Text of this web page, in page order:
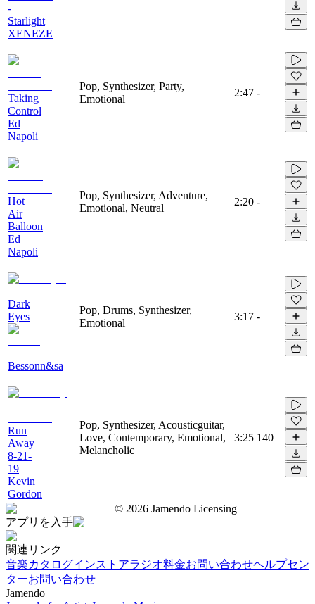
-
Starlight
XENEZE
Taking
Control
Ed
Napoli
Pop, Synthesizer, Party,
Emotional
2:47 -
Hot
Air
Balloon
Ed
Napoli
Pop, Synthesizer, Adventure,
Emotional, Neutral
2:20 -
Dark
Eyes
Bessonn&sa
Pop, Drums, Synthesizer,
Emotional
3:17 -
Run
Away
8-21-
19
Kevin
Gordon
Pop, Synthesizer, Acousticguitar,
Love, Contemporary, Emotional,
Melancholic
3:25 140
© 2026 Jamendo Licensing
アプリを入手
関連リンク
音楽カタログインストアラジオ料金お問い合わせヘルプセン
ターお問い合わせ
Jamendo